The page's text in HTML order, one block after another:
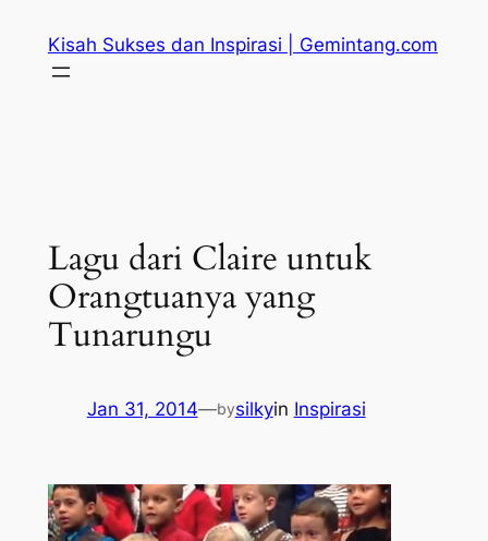
content
Kisah Sukses dan Inspirasi | Gemintang.com
Lagu dari Claire untuk
Orangtuanya yang
Tunarungu
Jan 31, 2014—bysilkyin Inspirasi